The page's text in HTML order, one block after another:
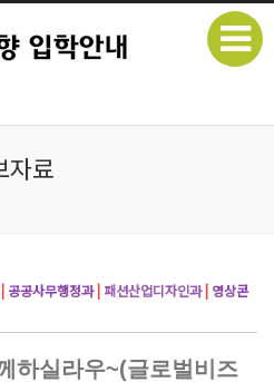
자료
| 공공사무행정과 | 패션산업디자인과 | 영상콘
하실라우~(글로벌비즈
케치북5